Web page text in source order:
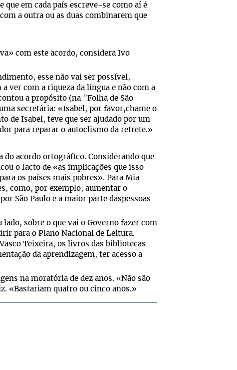
que em cada país escreve-se como aí é
a outra ou as duas combinarem que
com este acordo, considera Ivo
esse não vai ser possível,
ver com a riqueza da língua e não com a
a propósito (na "Folha de São
secretária: «Isabel, por favor,chame o
de Isabel, teve que ser ajudado por um
para reparar o autoclismo da retrete.»
acordo ortográfico. Considerando que
o facto de «as implicações que isso
os países mais pobres». Para Mia
como, por exemplo, aumentar o
São Paulo e a maior parte daspessoas
sobre o que vai o Governo fazer com
para o Plano Nacional de Leitura.
Teixeira, os livros das bibliotecas
da aprendizagem, ter acesso a
na moratória de dez anos. «Não são
«Bastariam quatro ou cinco anos.»